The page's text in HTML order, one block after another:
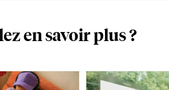
en savoir plus ?